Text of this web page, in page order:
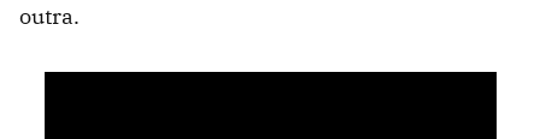
outra.